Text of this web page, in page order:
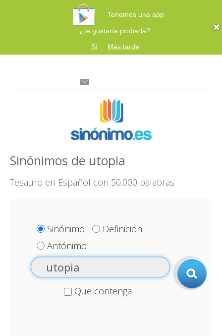
Tenemos una app
¿te gustaría probarla?
Sí
Más tarde
Sinónimos de utopia
Tesauro en Español con 50.000 palabras
Sinónimo
Definición
Antónimo
Que contenga